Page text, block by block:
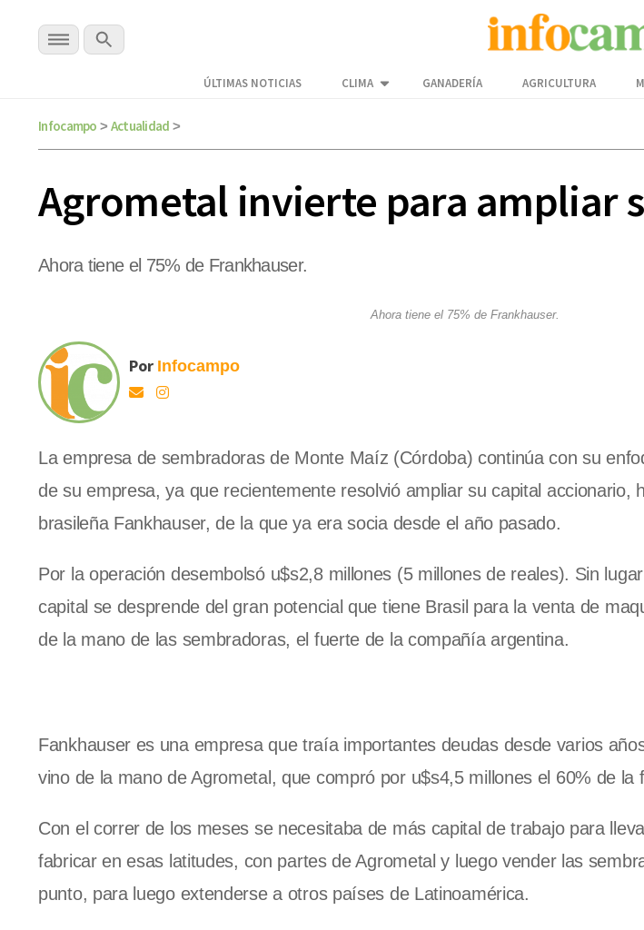
ÚLTIMAS NOTICIAS CLIMA GANADERÍA AGRICULTURA
Infocampo > Actualidad >
Agrometal invierte para ampliar
Ahora tiene el 75% de Frankhauser.
Ahora tiene el 75% de Frankhauser.
Por Infocampo
La empresa de sembradoras de Monte Maíz (Córdoba) continúa con su
de su empresa, ya que recientemente resolvió ampliar su capital accionario,
brasileña Fankhauser, de la que ya era socia desde el año pasado.
Por la operación desembolsó u$s2,8 millones (5 millones de reales). Sin
capital se desprende del gran potencial que tiene Brasil para la venta de
de la mano de las sembradoras, el fuerte de la compañía argentina.
Fankhauser es una empresa que traía importantes deudas desde varios
vino de la mano de Agrometal, que compró por u$s4,5 millones el 60% de la
Con el correr de los meses se necesitaba de más capital de trabajo para
fabricar en esas latitudes, con partes de Agrometal y luego vender las
punto, para luego extenderse a otros países de Latinoamérica.